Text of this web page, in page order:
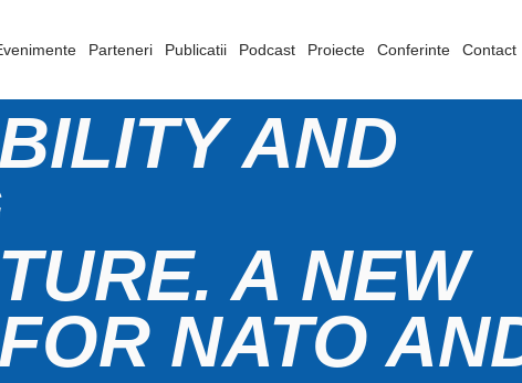
Parteneri Publicatii Podcast Proiecte Conferinte Contact
AND
A NEW
NATO